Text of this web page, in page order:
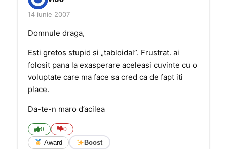
14 iunie 2007
Domnule draga,
Esti gretos stupid si „tabloidal”. Frustrat. ai
folosit pana la exasperare aceleasi cuvinte cu o
voluptate care ma face sa cred ca de fapt iti
place.
Da-te-n maro d’acilea
0 0
Award Boost